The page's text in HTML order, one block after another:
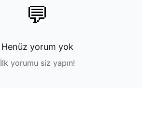
💬
Henüz yorum yok
İlk yorumu siz yapın!